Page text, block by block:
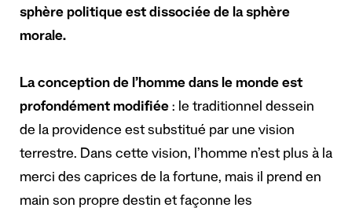
sphère politique est dissociée de la sphère
morale.
La conception de l’homme dans le monde est
profondément modifiée : le traditionnel dessein
de la providence est substitué par une vision
terrestre. Dans cette vision, l’homme n’est plus à la
merci des caprices de la fortune, mais il prend en
main son propre destin et façonne les